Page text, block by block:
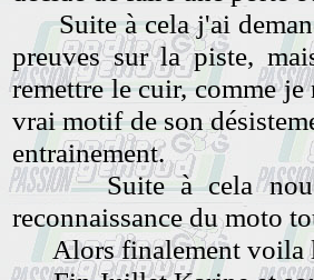
Suite à cela j'ai
preuves sur la piste,
remettre le cuir, comme
vrai motif de son
entrainement.
Suite à cela nous
reconnaissance du moto
Alors finalement voila